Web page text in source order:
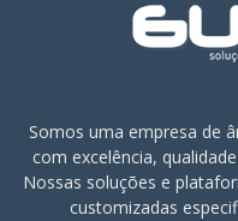
Somos uma empresa de
com excelência,
Nossas soluções e
customizadas